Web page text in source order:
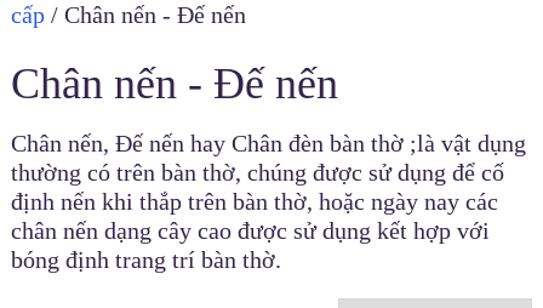
cấp/ Chân nến - Đế nến
Chân nến - Đế nến
Chân nến, Đế nến hay Chân đèn bàn thờ ;là vật dụng
thường có trên bàn thờ, chúng được sử dụng để cố
định nến khi thắp trên bàn thờ, hoặc ngày nay các
chân nến dạng cây cao được sử dụng kết hợp với
bóng định trang trí bàn thờ.